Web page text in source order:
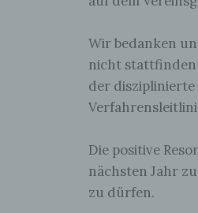
Wir bedanken
nicht stattfinden
der
Die positive
nächsten Jahr
zu dürfen.